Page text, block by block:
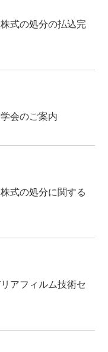
式の処分の払込完
会のご案内
式の処分に関する
アフィルム技術セ